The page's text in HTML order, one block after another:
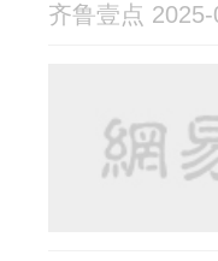
齐鲁壹点